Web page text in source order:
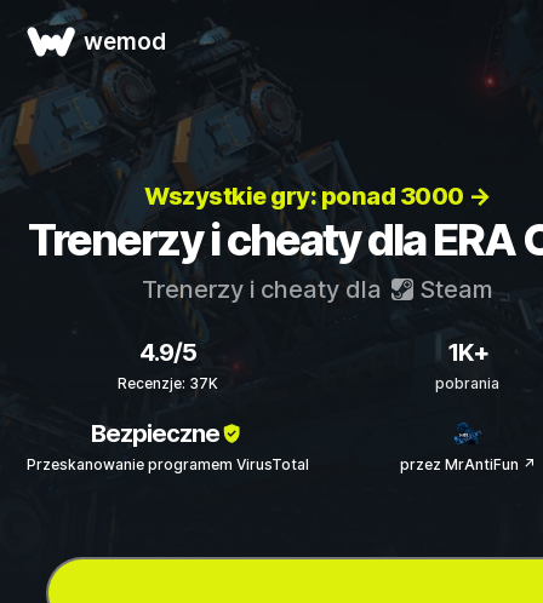
wemod
Wszystkie gry: ponad 3000 →
Trenerzy i cheaty dla ERA
Trenerzy i cheaty dla Steam
4.9/5
Recenzje: 37K
1K+
pobrania
Bezpieczne
Przeskanowanie programem VirusTotal przez MrAntiFun ↗